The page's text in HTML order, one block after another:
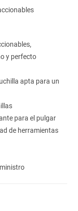
y perfecto
apta para un
para el pulgar
de herramientas